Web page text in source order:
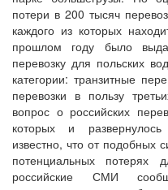
потери в 200 тысяч
каждого из которых
прошлом году было
перевозку для польских
категории: транзитные
перевозки в пользу
вопрос о российских
которых и
известно, что от подобных
потенциальных потерях
российские СМИ